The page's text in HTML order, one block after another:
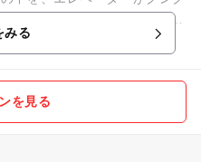
ーの壁を
みる
を見る